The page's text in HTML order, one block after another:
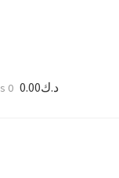
د.ك0.00
0 items